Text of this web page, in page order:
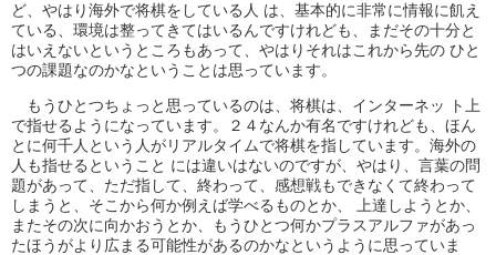
ど、やはり海外で将棋をしている人 は、基本的に非常に情報に飢え
ている、環境は整ってきてはいるんですけれども、まだその十分と
はいえないというところもあって、やはりそれはこれから先の ひと
つの課題なのかなということは思っています。
もうひとつちょっと思っているのは、将棋は、インターネッ ト上
で指せるようになっています。２４なんか有名ですけれども、ほん
とに何千人という人がリアルタイムで将棋を指しています。海外の
人も指せるということ には違いはないのですが、やはり、言葉の問
題があって、ただ指して、終わって、感想戦もできなくて終わって
しまうと、そこから何か例えば学べるものとか、 上達しようとか、
またその次に向かおうとか、もうひとつ何かプラスアルファがあっ
たほうがより広まる可能性があるのかなというように思っていま